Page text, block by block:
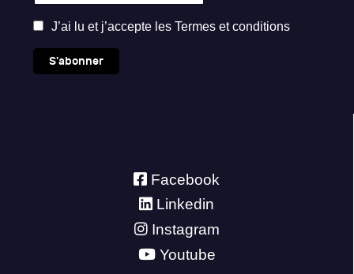
J’ai lu et j’accepte les Termes et conditions
S'abonner
Facebook
Linkedin
Instagram
Youtube